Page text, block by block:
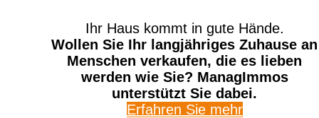
Ihr Haus kommt in gute Hände.
Wollen Sie Ihr langjähriges Zuhause an
Menschen verkaufen, die es lieben
werden wie Sie? ManagImmos
unterstützt Sie dabei.
Erfahren Sie mehr